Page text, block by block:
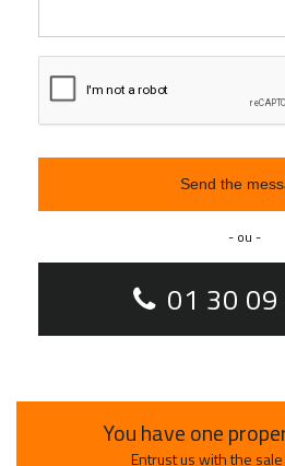
Send the
- ou -
01 30
You have one
Entrust us with the